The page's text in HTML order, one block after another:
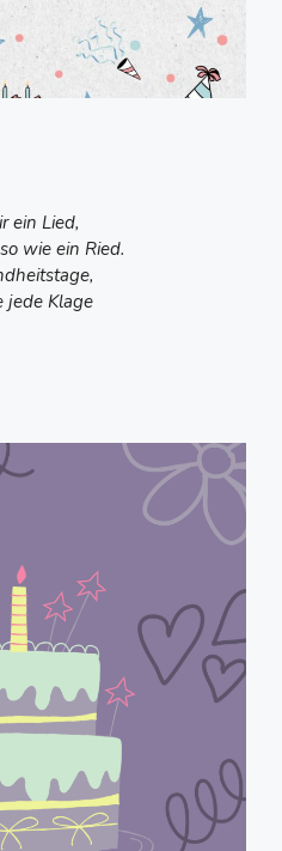
ein Lied,
wie ein Ried.
jede Klage